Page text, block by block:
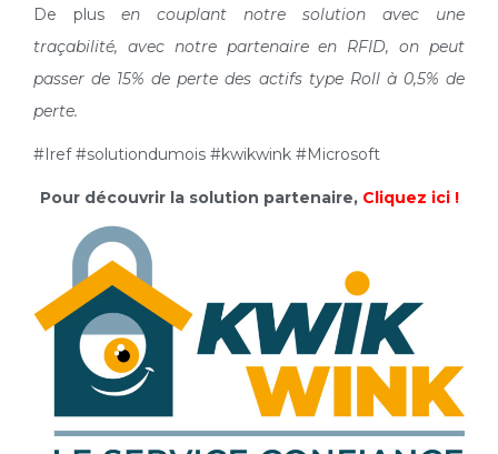
De plus en couplant notre solution avec une
traçabilité, avec notre partenaire en RFID, on peut
passer de 15% de perte des actifs type Roll à 0,5% de
perte.
#Iref #solutiondumois #kwikwink #Microsoft
Pour découvrir la solution partenaire, Cliquez ici !